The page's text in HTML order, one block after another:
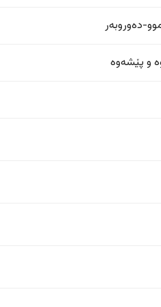
دەوروبەر
و پێشەوە